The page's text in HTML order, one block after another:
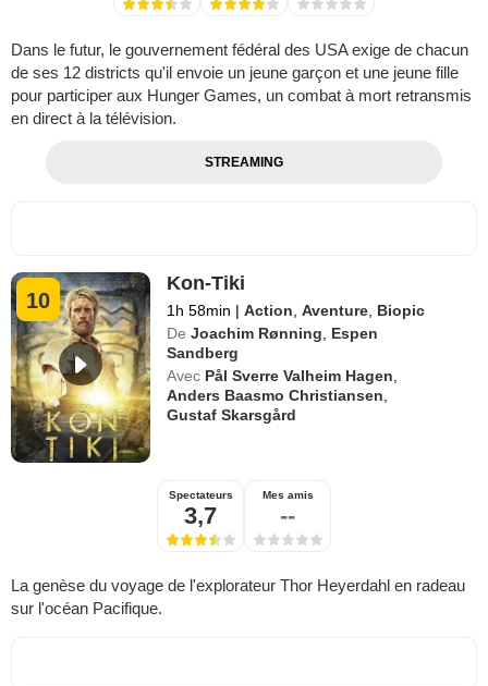
Dans le futur, le gouvernement fédéral des USA exige de chacun
de ses 12 districts qu'il envoie un jeune garçon et une jeune fille
pour participer aux Hunger Games, un combat à mort retransmis
en direct à la télévision.
STREAMING
10
Kon-Tiki
1h 58min | Action,Aventure, Biopic
De Joachim Rønning, Espen
Sandberg
Avec Pål Sverre Valheim Hagen,
Anders Baasmo Christiansen,
Gustaf Skarsgård
Spectateurs
3,7
Mes amis
--
La genèse du voyage de l'explorateur Thor Heyerdahl en radeau
sur l'océan Pacifique.